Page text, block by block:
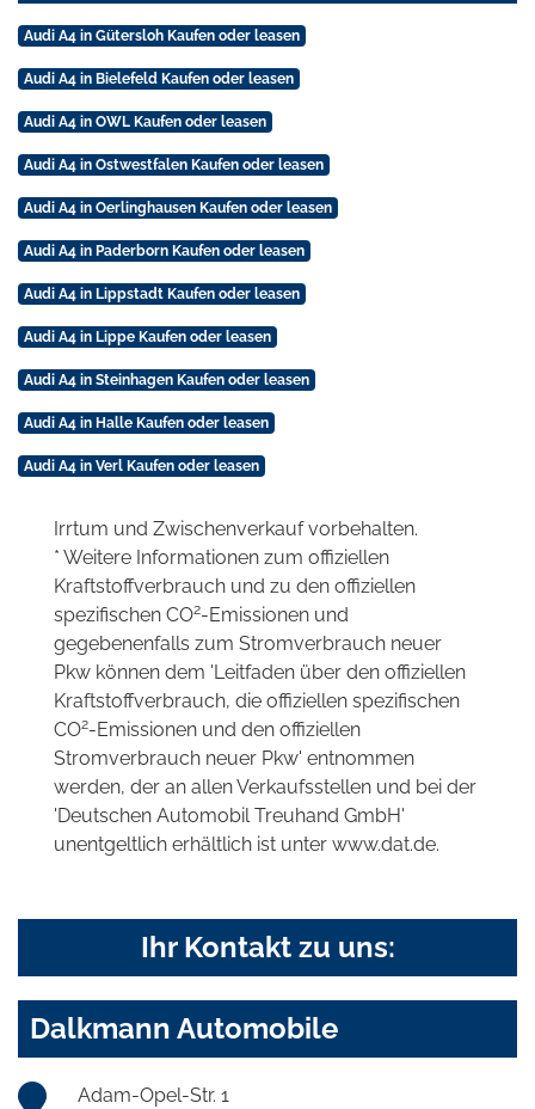
Audi A4 in Gütersloh Kaufen oder leasen
Audi A4 in Bielefeld Kaufen oder leasen
Audi A4 in OWL Kaufen oder leasen
Audi A4 in Ostwestfalen Kaufen oder leasen
Audi A4 in Oerlinghausen Kaufen oder leasen
Audi A4 in Paderborn Kaufen oder leasen
Audi A4 in Lippstadt Kaufen oder leasen
Audi A4 in Lippe Kaufen oder leasen
Audi A4 in Steinhagen Kaufen oder leasen
Audi A4 in Halle Kaufen oder leasen
Audi A4 in Verl Kaufen oder leasen
Irrtum und Zwischenverkauf vorbehalten.
* Weitere Informationen zum offiziellen
Kraftstoffverbrauch und zu den offiziellen
spezifischen CO2-Emissionen und
gegebenenfalls zum Stromverbrauch neuer
Pkw können dem 'Leitfaden über den offiziellen
Kraftstoffverbrauch, die offiziellen spezifischen
CO2-Emissionen und den offiziellen
Stromverbrauch neuer Pkw' entnommen
werden, der an allen Verkaufsstellen und bei der
'Deutschen Automobil Treuhand GmbH'
unentgeltlich erhältlich ist unter www.dat.de.
Ihr Kontakt zu uns:
Dalkmann Automobile
Adam-Opel-Str. 1